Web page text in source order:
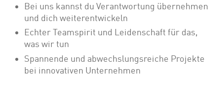
Bei uns kannst du Verantwortung übernehmen
und dich weiterentwickeln
Echter Teamspirit und Leidenschaft für das,
was wir tun
Spannende und abwechslungsreiche Projekte
bei innovativen Unternehmen